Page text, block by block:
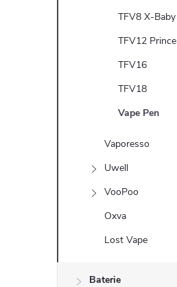
TFV8 X-Baby
TFV12 Prince
TFV16
TFV18
Vape Pen
Vaporesso
Uwell
VooPoo
Oxva
Lost Vape
Baterie